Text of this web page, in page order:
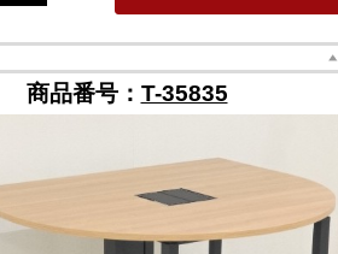
商品番号： T-35835